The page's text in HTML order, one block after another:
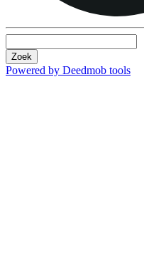
Zoek
Powered by Deedmob tools